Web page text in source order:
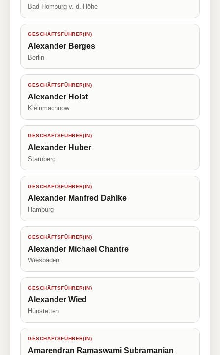
Bad Homburg v. d. Höhe
GESCHÄFTSFÜHRER(IN)
Alexander Berges
Berlin
GESCHÄFTSFÜHRER(IN)
Alexander Holst
Kleinmachnow
GESCHÄFTSFÜHRER(IN)
Alexander Huber
Starnberg
GESCHÄFTSFÜHRER(IN)
Alexander Manfred Dahlke
Hamburg
GESCHÄFTSFÜHRER(IN)
Alexander Michael Chantre
Wiesbaden
GESCHÄFTSFÜHRER(IN)
Alexander Wied
Hünstetten
GESCHÄFTSFÜHRER(IN)
Amarendran Ramaswami Subramanian